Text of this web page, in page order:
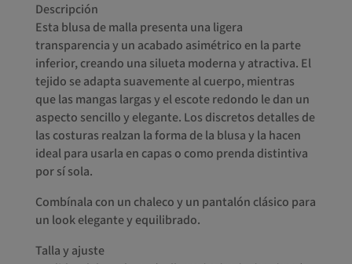
Descripción
Esta blusa de malla presenta una ligera
transparencia y un acabado asimétrico en la parte
inferior, creando una silueta moderna y atractiva. El
tejido se adapta suavemente al cuerpo, mientras
que las mangas largas y el escote redondo le dan un
aspecto sencillo y elegante. Los discretos detalles de
las costuras realzan la forma de la blusa y la hacen
ideal para usarla en capas o como prenda distintiva
por sí sola.
Combínala con un chaleco y un pantalón clásico para
un look elegante y equilibrado.
Talla y ajuste